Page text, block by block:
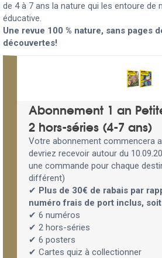
de 4 à 7 ans la nature qui les entoure de
éducative.
Une revue 100 % nature, sans pages
découvertes!
Abonnement 1 an
2 hors-séries (4-7 ans)
Votre abonnement commencera
devriez recevoir autour du
une commande pour chaque
différent)
✔ Plus de 30€ de rabais par
numéro frais de port inclus, soit
✔ 6 numéros
✔ 2 hors-séries
✔ 6 posters
✔ Cartes quiz à collectionner